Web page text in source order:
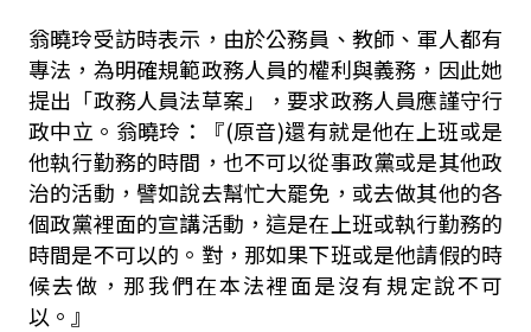
翁曉玲受訪時表示，由於公務員、教師、軍人都有
專法，為明確規範政務人員的權利與義務，因此她
提出「政務人員法草案」，要求政務人員應謹守行
政中立。翁曉玲：『(原音)還有就是他在上班或是
他執行勤務的時間，也不可以從事政黨或是其他政
治的活動，譬如說去幫忙大罷免，或去做其他的各
個政黨裡面的宣講活動，這是在上班或執行勤務的
時間是不可以的。對，那如果下班或是他請假的時
候去做，那我們在本法裡面是沒有規定說不可
以。』